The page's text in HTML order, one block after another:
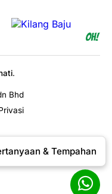
.
Bhd
& Tempahan